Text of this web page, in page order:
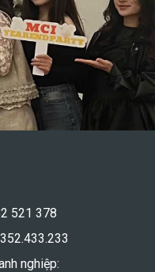
521 378
nghiệp: